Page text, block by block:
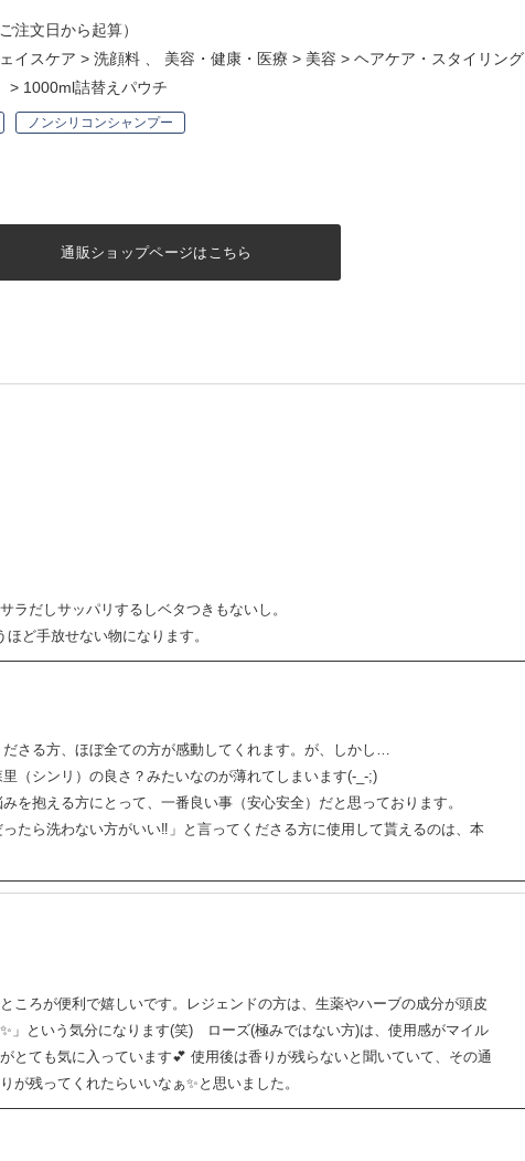
注文日から起算）
イスケア > 洗顔料 美容・健康・医療 > 美容 > ヘアケア・スタイリング
> 1000ml詰替えパウチ
ノンシリコンシャンプー
通販ショップページはこちら
ラだしサッパリするしベタつきもないし。
ど手放せない物になります。
さる方、ほぼ全ての方が感動してくれます。が、しかし…
（シンリ）の良さ？みたいなのが薄れてしまいます(-_-;)
を抱える方にとって、一番良い事（安心安全）だと思っております。
たら洗わない方がいい‼︎」と言ってくださる方に使用して貰えるのは、本
ころが便利で嬉しいです。レジェンドの方は、生薬やハーブの成分が頭皮
」という気分になります(笑) ローズ(極みではない方)は、使用感がマイル
とても気に入っています💕 使用後は香りが残らないと聞いていて、その通
が残ってくれたらいいなぁ✨と思いました。